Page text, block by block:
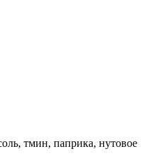
тмин, паприка, нутовое